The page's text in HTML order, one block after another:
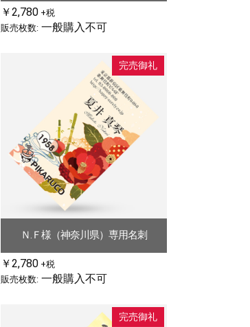
￥2,780 +税
販売枚数: 一般購入不可
完売御礼
Ｎ.Ｆ様（神奈川県）専用名刺
￥2,780 +税
販売枚数: 一般購入不可
完売御礼